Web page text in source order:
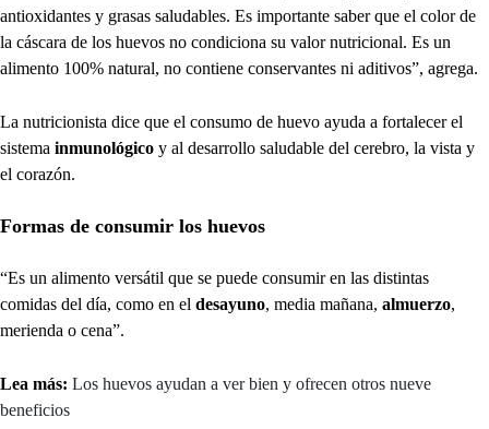
antioxidantes y grasas saludables. Es importante saber que el color de
la cáscara de los huevos no condiciona su valor nutricional. Es un
alimento 100% natural, no contiene conservantes ni aditivos”, agrega.
La nutricionista dice que el consumo de huevo ayuda a fortalecer el
sistema inmunológico y al desarrollo saludable del cerebro, la vista y
el corazón.
Formas de consumir los huevos
“Es un alimento versátil que se puede consumir en las distintas
comidas del día, como en el desayuno, media mañana, almuerzo,
merienda o cena”.
Lea más: Los huevos ayudan a ver bien y ofrecen otros nueve
beneficios